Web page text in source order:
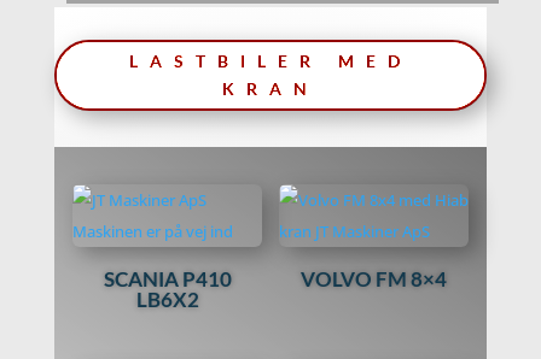
LASTBILER MED
KRAN
SCANIA P410
LB6X2
VOLVO FM 8×4